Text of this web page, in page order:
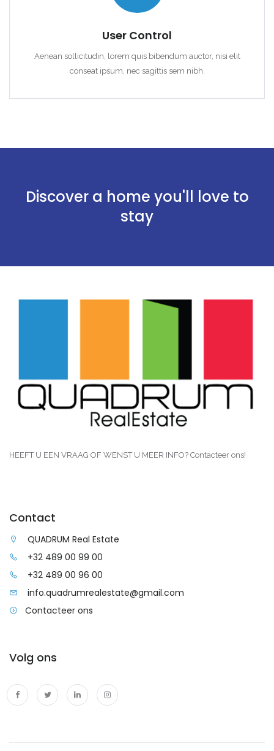
User Control
Aenean sollicitudin, lorem quis bibendum auctor, nisi elit
conseat ipsum, nec sagittis sem nibh.
Discover a home you'll love to
stay
HEEFT U EEN VRAAG OF WENST U MEER INFO? Contacteer ons!
Contact
QUADRUM Real Estate
+32 489 00 99 00
+32 489 00 96 00
info.quadrumrealestate@gmail.com
Contacteer ons
Volg ons